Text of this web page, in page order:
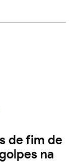
de fim de
na